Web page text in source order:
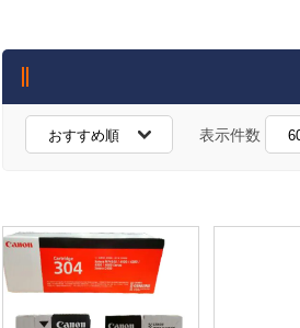
表示件数